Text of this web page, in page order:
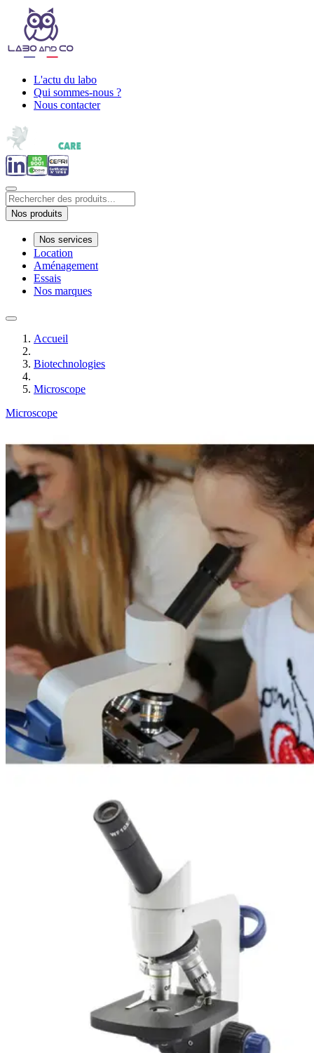
L'actu du labo
Qui sommes-nous ?
Nous contacter
Nos produits
Nos services
Location
Aménagement
Essais
Nos marques
Accueil
Biotechnologies
Microscope
Microscope